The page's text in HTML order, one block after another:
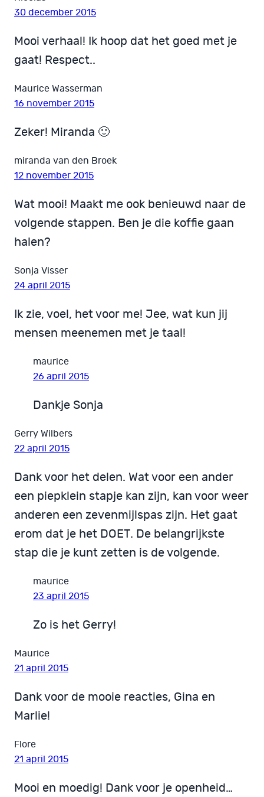
30 december 2015
Mooi verhaal! Ik hoop dat het goed met je
gaat! Respect..
Maurice Wasserman
16 november 2015
Zeker! Miranda 🙂
miranda van den Broek
12 november 2015
Wat mooi! Maakt me ook benieuwd naar de
volgende stappen. Ben je die koffie gaan
halen?
Sonja Visser
24 april 2015
Ik zie, voel, het voor me! Jee, wat kun jij
mensen meenemen met je taal!
maurice
26 april 2015
Dankje Sonja
Gerry Wilbers
22 april 2015
Dank voor het delen. Wat voor een ander
een piepklein stapje kan zijn, kan voor weer
anderen een zevenmijlspas zijn. Het gaat
erom dat je het DOET. De belangrijkste
stap die je kunt zetten is de volgende.
maurice
23 april 2015
Zo is het Gerry!
Maurice
21 april 2015
Dank voor de mooie reacties, Gina en
Marlie!
Flore
21 april 2015
Mooi en moedig! Dank voor je openheid…